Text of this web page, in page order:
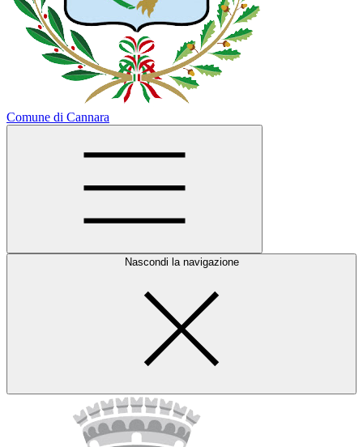
Comune di Cannara
Nascondi la navigazione